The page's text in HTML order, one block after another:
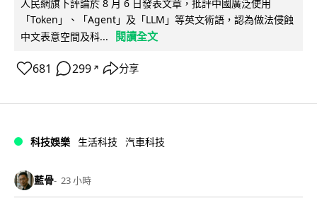
人民網旗下評論於 8 月 6 日發表文章，批評中國廣泛使用
「Token」、「Agent」及「LLM」等英文術語，認為做法侵蝕
中文表意空間及科...
閱讀全文
681 299 ↗ 分享
科技娛樂 生活科技 汽車科技
藍骨 23 小時